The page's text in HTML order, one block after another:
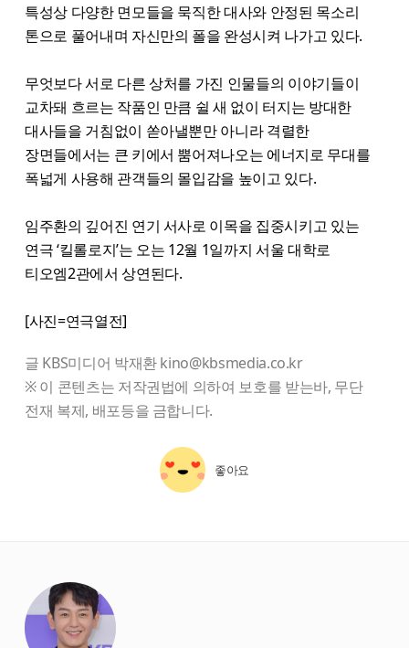
특성상 다양한 면모들을 묵직한 대사와 안정된 목소리
톤으로 풀어내며 자신만의 폴을 완성시켜 나가고 있다.
무엇보다 서로 다른 상처를 가진 인물들의 이야기들이
교차돼 흐르는 작품인 만큼 쉴 새 없이 터지는 방대한
대사들을 거침없이 쏟아낼뿐만 아니라 격렬한
장면들에서는 큰 키에서 뿜어져나오는 에너지로 무대를
폭넓게 사용해 관객들의 몰입감을 높이고 있다.
임주환의 깊어진 연기 서사로 이목을 집중시키고 있는
연극 ‘킬롤로지’는 오는 12월 1일까지 서울 대학로
티오엠2관에서 상연된다.
[사진=연극열전]
글 KBS미디어 박재환 kino@kbsmedia.co.kr
※ 이 콘텐츠는 저작권법에 의하여 보호를 받는바, 무단
전재 복제, 배포등을 금합니다.
좋아요